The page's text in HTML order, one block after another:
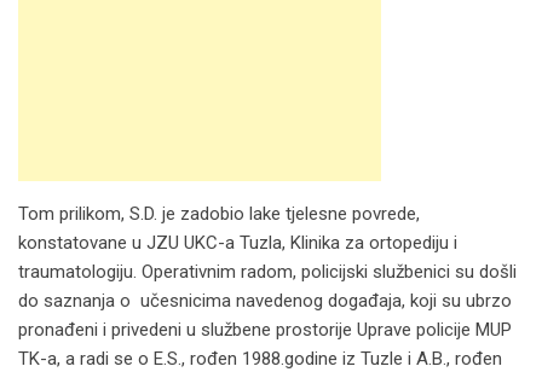
Tom prilikom, S.D. je zadobio lake tjelesne povrede,
konstatovane u JZU UKC-a Tuzla, Klinika za ortopediju i
traumatologiju. Operativnim radom, policijski službenici su došli
do saznanja o učesnicima navedenog događaja, koji su ubrzo
pronađeni i privedeni u službene prostorije Uprave policije MUP
TK-a, a radi se o E.S., rođen 1988.godine iz Tuzle i A.B., rođen